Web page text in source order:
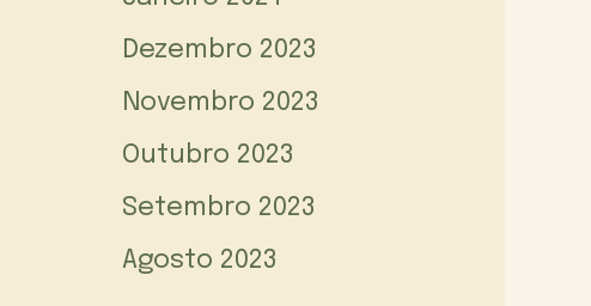
Dezembro 2023
Novembro 2023
Outubro 2023
Setembro 2023
Agosto 2023